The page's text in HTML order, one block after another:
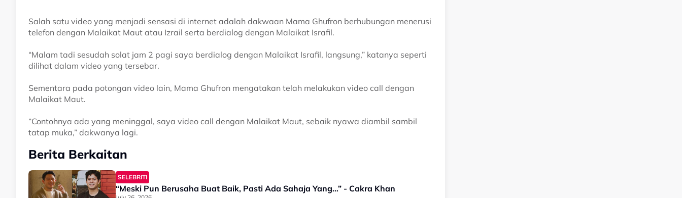
Salah satu video yang menjadi sensasi di internet adalah dakwaan Mama Ghufron berhubungan menerusi
telefon dengan Malaikat Maut atau Izrail serta berdialog dengan Malaikat Israfil.
“Malam tadi sesudah solat jam 2 pagi saya berdialog dengan Malaikat Israfil, langsung,” katanya seperti
dilihat dalam video yang tersebar.
Sementara pada potongan video lain, Mama Ghufron mengatakan telah melakukan video call dengan
Malaikat Maut.
“Contohnya ada yang meninggal, saya video call dengan Malaikat Maut, sebaik nyawa diambil sambil
tatap muka,” dakwanya lagi.
Berita Berkaitan
SELEBRITI
“Meski Pun Berusaha Buat Baik, Pasti Ada Sahaja Yang…” - Cakra Khan